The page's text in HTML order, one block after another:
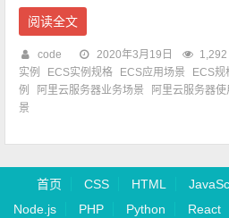
阅读全文
code 2020年3月19日
实例
ECS实例规格 ECS应用场景 ECS规
例
阿里云服务器业务场景 阿里云服务器使
景
首页 CSS HTML
Node.js
PHP Python React